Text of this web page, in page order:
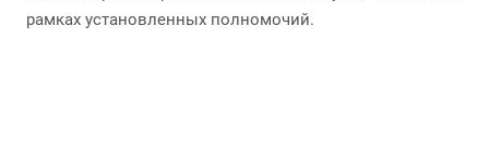
рамках установленных полномочий.